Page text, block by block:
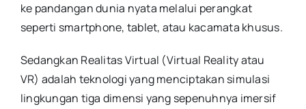
ke pandangan dunia nyata melalui perangkat
seperti smartphone, tablet, atau kacamata khusus.
Sedangkan Realitas Virtual (Virtual Reality atau
VR) adalah teknologi yang menciptakan simulasi
lingkungan tiga dimensi yang sepenuhnya imersif